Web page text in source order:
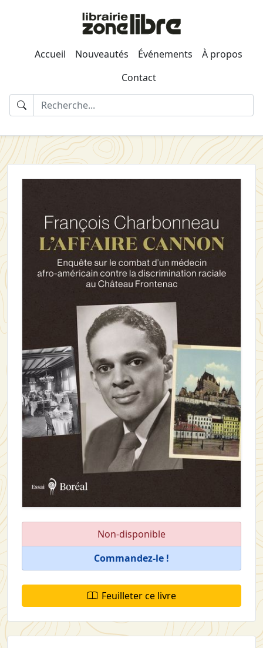
Accueil Nouveautés Événements
À propos
Contact
Non-disponible
Commandez-le !
Feuilleter ce livre